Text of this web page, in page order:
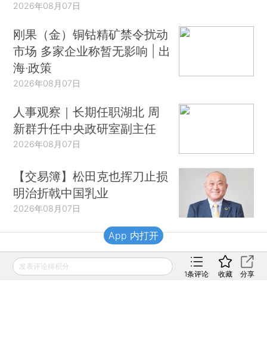
2026年08月07日
刚果（金）铜钴精矿禁令扰动
市场 多家企业称暂无影响 | 出
海·政策
2026年08月07日
人事观察｜长期任职湖北 周
新群升任中央政研室副主任
2026年08月07日
【交易簿】松田克也挥刀止损
明治折戟中国乳业
2026年08月07日
财新移动
发表评论得积分
1条评论 收藏 分享
App 内打开